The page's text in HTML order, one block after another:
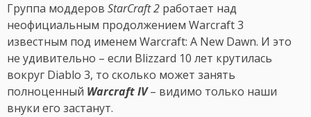
Группа моддеров StarCraft 2 работает над
неофициальным продолжением Warcraft 3
известным под именем Warcraft: A New Dawn. И это
не удивительно – если Blizzard 10 лет крутилась
вокруг Diablo 3, то сколько может занять
полноценный Warcraft IV– видимо только наши
внуки его застанут.